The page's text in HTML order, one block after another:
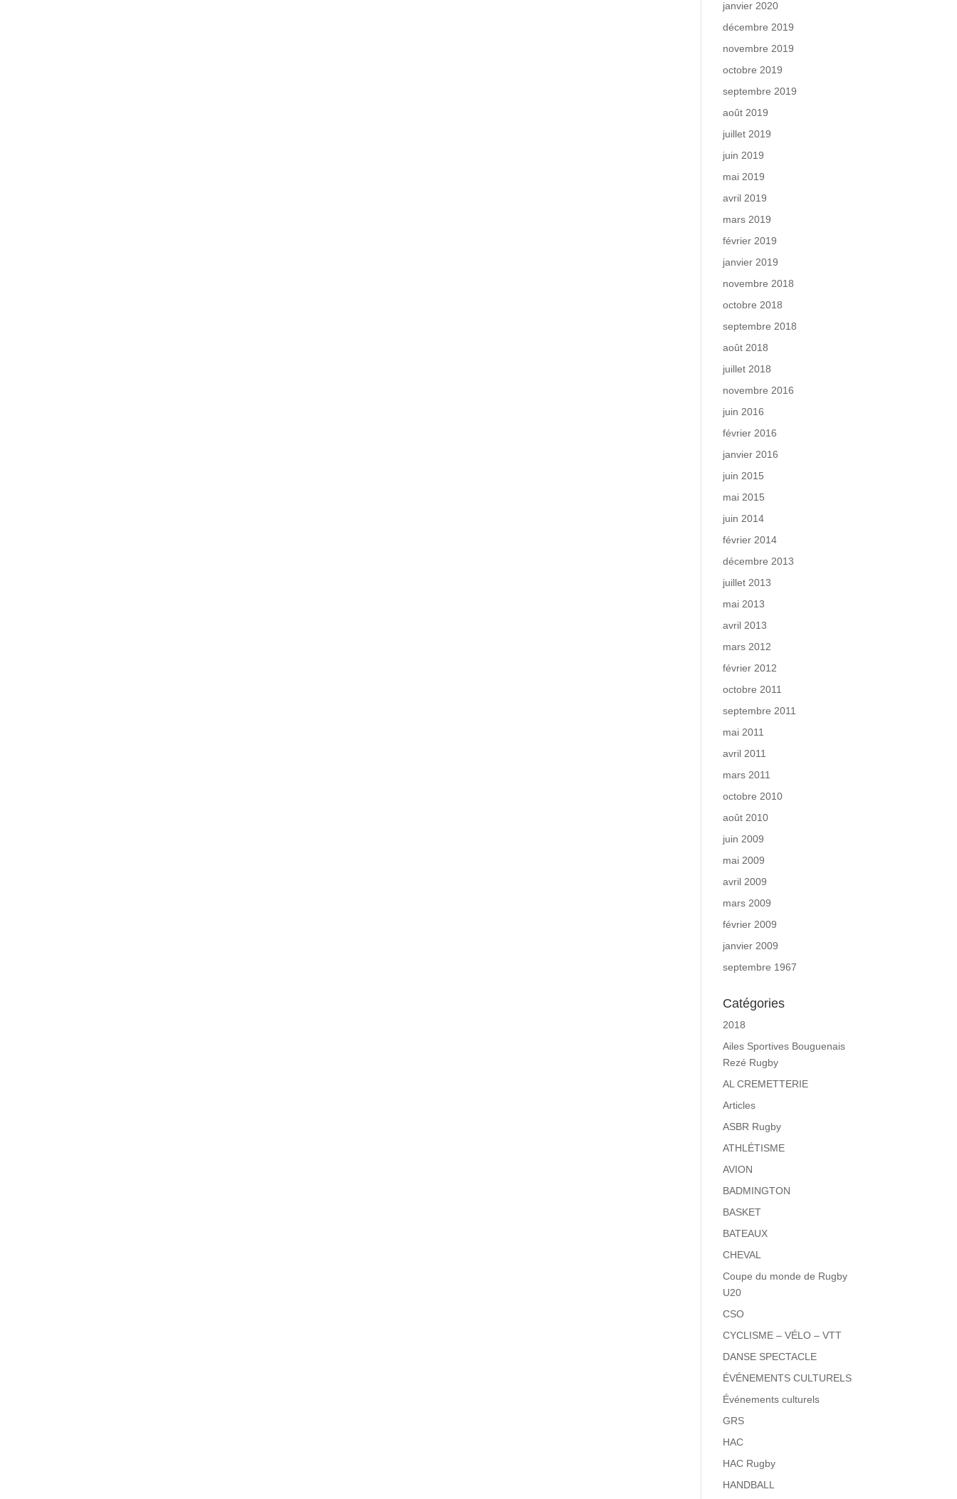
janvier 2020
décembre 2019
novembre 2019
octobre 2019
septembre 2019
août 2019
juillet 2019
juin 2019
mai 2019
avril 2019
mars 2019
février 2019
janvier 2019
novembre 2018
octobre 2018
septembre 2018
août 2018
juillet 2018
novembre 2016
juin 2016
février 2016
janvier 2016
juin 2015
mai 2015
juin 2014
février 2014
décembre 2013
juillet 2013
mai 2013
avril 2013
mars 2012
février 2012
octobre 2011
septembre 2011
mai 2011
avril 2011
mars 2011
octobre 2010
août 2010
juin 2009
mai 2009
avril 2009
mars 2009
février 2009
janvier 2009
septembre 1967
Catégories
2018
Ailes Sportives Bouguenais
Rezé Rugby
AL CREMETTERIE
Articles
ASBR Rugby
ATHLÉTISME
AVION
BADMINGTON
BASKET
BATEAUX
CHEVAL
Coupe du monde de Rugby
U20
CSO
CYCLISME – VÉLO – VTT
DANSE SPECTACLE
ÉVÉNEMENTS CULTURELS
Événements culturels
GRS
HAC
HAC Rugby
HANDBALL